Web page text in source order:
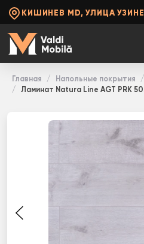
КИШИНЕВ MD, УЛИЦА
Главная Напольные покрытия
Ламинат Natura Line AGT PRK